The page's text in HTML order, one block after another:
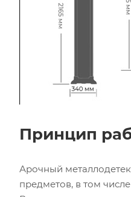
Принцип
Арочный
предметов, в том